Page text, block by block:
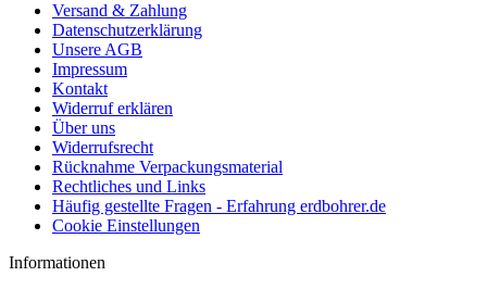
Versand & Zahlung
Datenschutzerklärung
Unsere AGB
Impressum
Kontakt
Widerruf erklären
Über uns
Widerrufsrecht
Rücknahme Verpackungsmaterial
Rechtliches und Links
Häufig gestellte Fragen - Erfahrung erdbohrer.de
Cookie Einstellungen
Informationen